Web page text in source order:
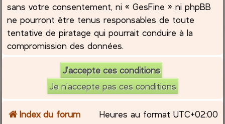
sans votre consentement, ni « GesFine » ni phpBB
ne pourront être tenus responsables de toute
tentative de piratage qui pourrait conduire à la
compromission des données.
Index du forum Heures au format UTC+02:00